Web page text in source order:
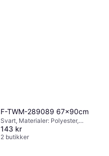
F-TWM-289089 67x90cm
Svart, Materialer: Polyester,
Kulekjede
143 kr
2 butikker